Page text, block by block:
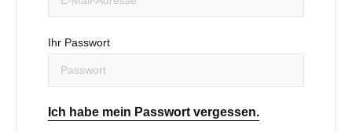
Ihr Passwort
Ich habe mein Passwort vergessen.